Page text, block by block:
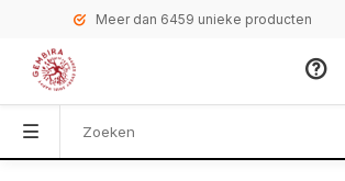
Meer dan 6459 unieke producten